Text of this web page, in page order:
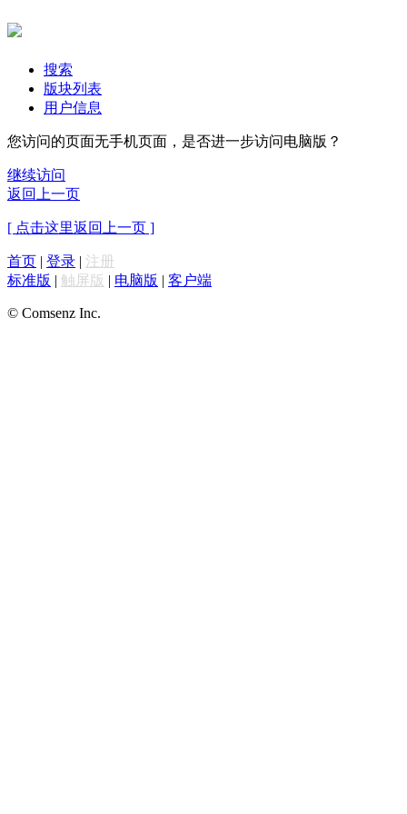
搜索
版块列表
用户信息
您访问的页面无手机页面，是否进一步访问电脑版？
继续访问
返回上一页
[ 点击这里返回上一页 ]
首页 | 登录 | 注册
标准版 | 触屏版 | 电脑版 | 客户端
© Comsenz Inc.